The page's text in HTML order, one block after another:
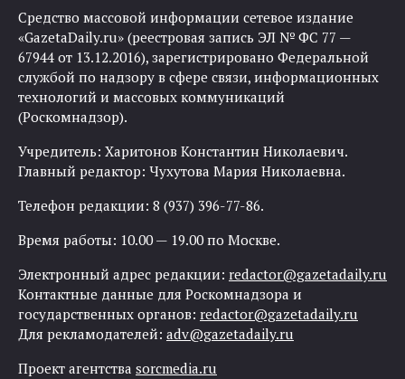
Средство массовой информации сетевое издание
«GazetaDaily.ru» (реестровая запись ЭЛ № ФС 77 —
67944 от 13.12.2016), зарегистрировано Федеральной
службой по надзору в сфере связи, информационных
технологий и массовых коммуникаций
(Роскомнадзор).
Учредитель: Харитонов Константин Николаевич.
Главный редактор: Чухутова Мария Николаевна.
Телефон редакции: 8 (937) 396-77-86.
Время работы: 10.00 — 19.00 по Москве.
Электронный адрес редакции: redactor@gazetadaily.ru
Контактные данные для Роскомнадзора и
государственных органов: redactor@gazetadaily.ru
Для рекламодателей: adv@gazetadaily.ru
Проект агентства sorcmedia.ru